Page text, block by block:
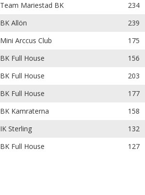
Team Mariestad BK 234
BK Allön 239
Mini Arccus Club 175
BK Full House 156
BK Full House 203
BK Full House 177
BK Kamraterna 158
IK Sterling 132
BK Full House 127